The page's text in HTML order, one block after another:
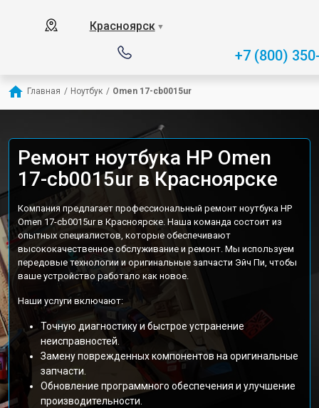
Красноярск ▼
+7 (800)
Главная / Ноутбук / Omen 17-cb0015ur
Ремонт ноутбука HP Omen
17-cb0015ur в Красноярске
Компания предлагает профессиональный ремонт ноутбука HP
Omen 17-cb0015ur в Красноярске. Наша команда состоит из
опытных специалистов, которые обеспечивают
высококачественное обслуживание и ремонт. Мы используем
передовые технологии и оригинальные запчасти Эйч Пи, чтобы
ваше устройство работало как новое.
Наши услуги включают:
Точную диагностику и быстрое устранение
неисправностей.
Замену поврежденных компонентов на оригинальные
запчасти.
Обновление программного обеспечения и улучшение
производительности.